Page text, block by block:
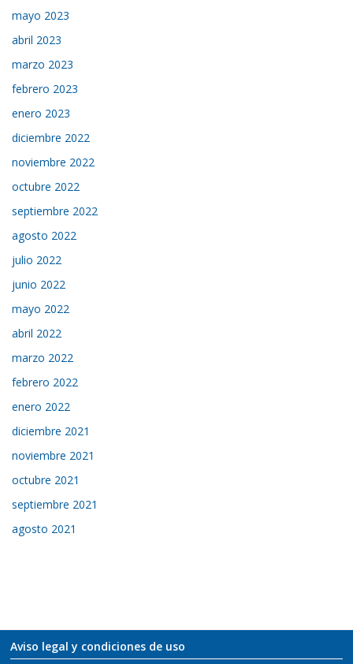
mayo 2023
abril 2023
marzo 2023
febrero 2023
enero 2023
diciembre 2022
noviembre 2022
octubre 2022
septiembre 2022
agosto 2022
julio 2022
junio 2022
mayo 2022
abril 2022
marzo 2022
febrero 2022
enero 2022
diciembre 2021
noviembre 2021
octubre 2021
septiembre 2021
agosto 2021
Aviso legal y condiciones de uso